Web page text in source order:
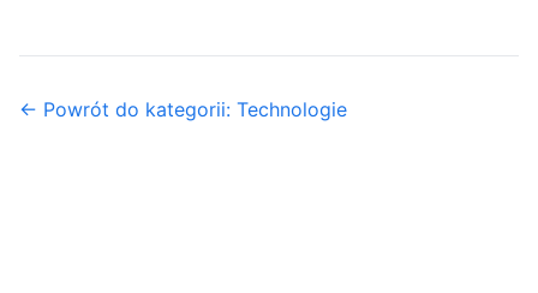
← Powrót do kategorii: Technologie